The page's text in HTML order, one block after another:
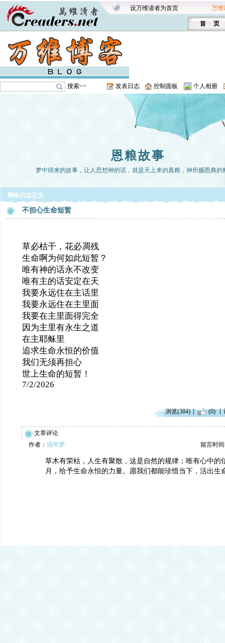
设万维读者为首页 万维
首 页
搜索>> 发表日志 控制面板 个人相册
恩粮故事
梦中得来的故事，让人思想神的话，就是天上来的真粮，神所赐恩典的
网络日志正文
不担心生命短暂
草必枯干，花必凋残
生命啊为何如此短暂？
唯有神的话永不改变
唯有主的话安定在天
我要永远住在主话里
我要永远住在主里面
我要在主里面得完全
因为主里有永生之道
在主耶稣里
追求生命永恒的价值
我们无须再担心
世上生命的短暂！
7/2/2026
浏览(384) (0)
文章评论
作者： 流年梦 留言时间
草木有荣枯，人生有聚散，这是自然的规律；唯有心中的
月，给予生命永恒的力量。愿我们都能珍惜当下，活出生